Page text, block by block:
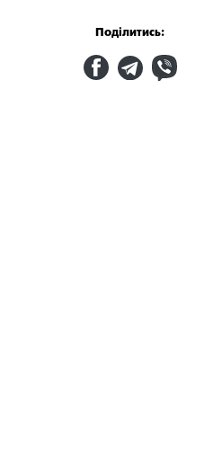
Поділитись: